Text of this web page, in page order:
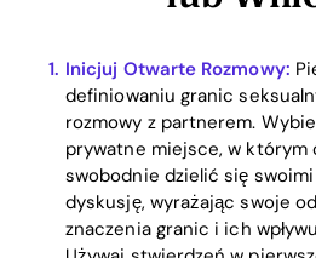
Inicjuj Otwarte Rozmowy:
definiowaniu granic
rozmowy z partnerem.
prywatne miejsce, w którym
swobodnie dzielić się
dyskusję, wyrażając swoje
znaczenia granic i ich